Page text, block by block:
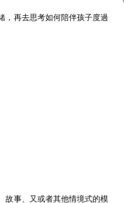
，再去思考如何陪伴孩子度過
故事、又或者其他情境式的模